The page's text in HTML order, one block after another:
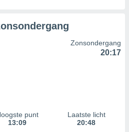
Zonsondergang
20:17
punt
13:09
Laatste licht
20:48